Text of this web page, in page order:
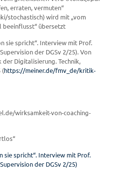
erraten, vermuten“
stochastisch) wird mit „vom
beeinflusst“ übersetzt
sie spricht“. Interview mit Prof.
der DGSv 2/25). Von
der Digitalisierung. Technik,
(https://meiner.de/fmv_de/kritik-
wirksamkeit-von-coaching-
sie spricht“. Interview mit Prof.
der DGSv 2/25)